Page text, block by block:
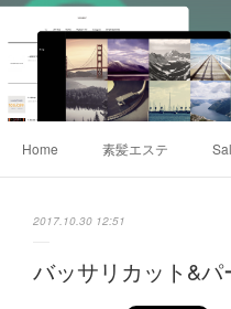
Home 素髪エステ
2017.10.30 12:51
バッサリカット&パ